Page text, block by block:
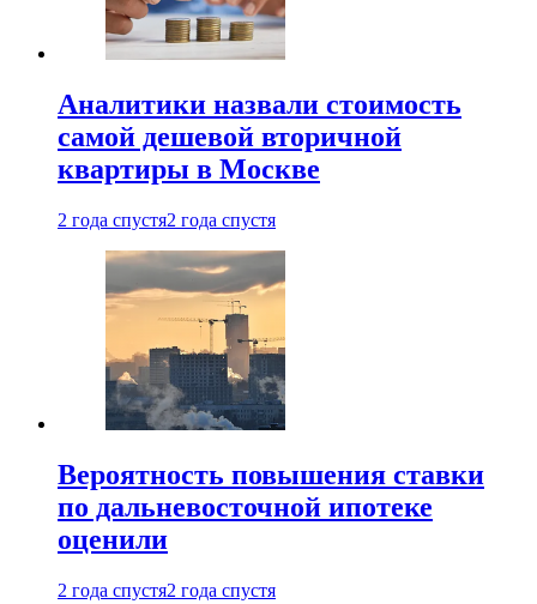
Аналитики назвали стоимость
самой дешевой вторичной
квартиры в Москве
2 года спустя2 года спустя
Вероятность повышения ставки
по дальневосточной ипотеке
оценили
2 года спустя2 года спустя